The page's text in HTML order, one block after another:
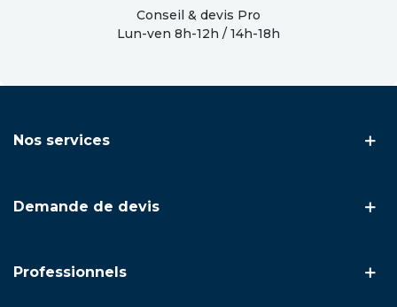
Conseil & devis Pro
Lun-ven 8h-12h / 14h-18h
Nos services
Demande de devis
Professionnels